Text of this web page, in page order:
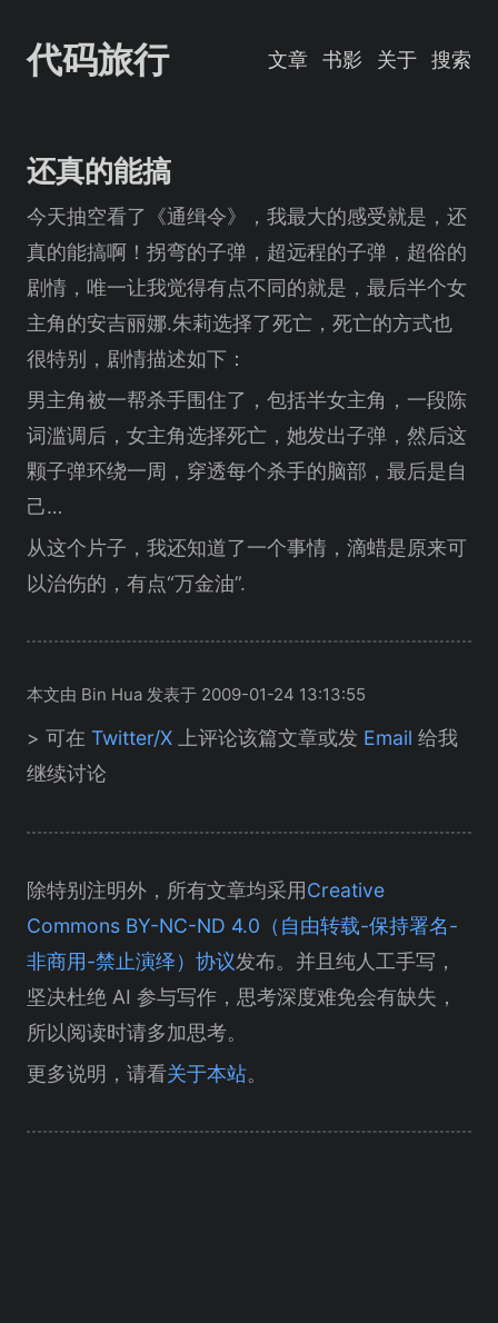
代码旅行 文章 书影 关于 搜索
还真的能搞
今天抽空看了《通缉令》，我最大的感受就是，还
真的能搞啊！拐弯的子弹，超远程的子弹，超俗的
剧情，唯一让我觉得有点不同的就是，最后半个女
主角的安吉丽娜.朱莉选择了死亡，死亡的方式也
很特别，剧情描述如下：
男主角被一帮杀手围住了，包括半女主角，一段陈
词滥调后，女主角选择死亡，她发出子弹，然后这
颗子弹环绕一周，穿透每个杀手的脑部，最后是自
己…
从这个片子，我还知道了一个事情，滴蜡是原来可
以治伤的，有点“万金油”.
本文由 Bin Hua 发表于 2009-01-24 13:13:55
> 可在 Twitter/X 上评论该篇文章或发 Email 给我
继续讨论
除特别注明外，所有文章均采用Creative
Commons BY-NC-ND 4.0（自由转载-保持署名-
非商用-禁止演绎）协议发布。并且纯人工手写，
坚决杜绝 AI 参与写作，思考深度难免会有缺失，
所以阅读时请多加思考。
更多说明，请看关于本站。